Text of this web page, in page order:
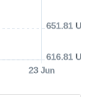
23 Jun
616.81
651.81